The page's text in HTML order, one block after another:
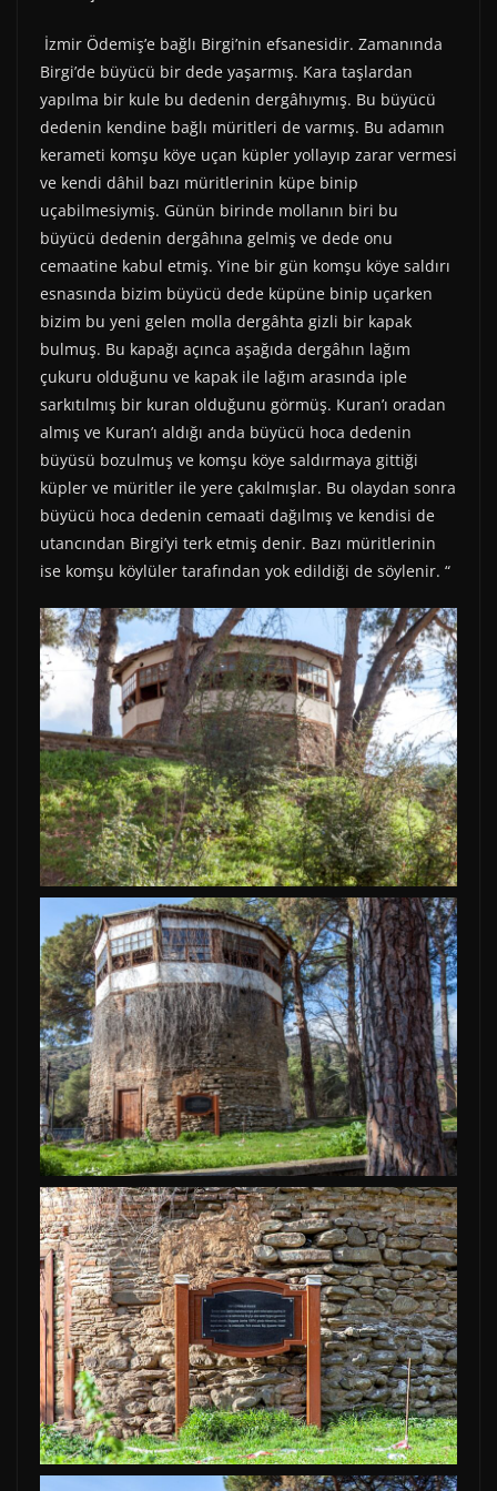
İzmir Ödemiş’e bağlı Birgi’nin efsanesidir. Zamanında
Birgi’de büyücü bir dede yaşarmış. Kara taşlardan
yapılma bir kule bu dedenin dergâhıymış. Bu büyücü
dedenin kendine bağlı müritleri de varmış. Bu adamın
kerameti komşu köye uçan küpler yollayıp zarar vermesi
ve kendi dâhil bazı müritlerinin küpe binip
uçabilmesiymiş. Günün birinde mollanın biri bu
büyücü dedenin dergâhına gelmiş ve dede onu
cemaatine kabul etmiş. Yine bir gün komşu köye saldırı
esnasında bizim büyücü dede küpüne binip uçarken
bizim bu yeni gelen molla dergâhta gizli bir kapak
bulmuş. Bu kapağı açınca aşağıda dergâhın lağım
çukuru olduğunu ve kapak ile lağım arasında iple
sarkıtılmış bir kuran olduğunu görmüş. Kuran’ı oradan
almış ve Kuran’ı aldığı anda büyücü hoca dedenin
büyüsü bozulmuş ve komşu köye saldırmaya gittiği
küpler ve müritler ile yere çakılmışlar. Bu olaydan sonra
büyücü hoca dedenin cemaati dağılmış ve kendisi de
utancından Birgi’yi terk etmiş denir. Bazı müritlerinin
ise komşu köylüler tarafından yok edildiği de söylenir. “